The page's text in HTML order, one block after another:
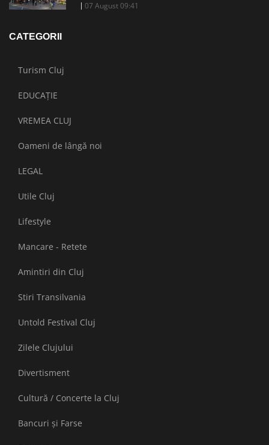
07 August 09:41
CATEGORII
Turism Cluj
EDUCAȚIE
VREMEA CLUJ
Oameni de lângă noi
LEGAL
Utile Cluj
Lifestyle
Mancare - Retete
Amintiri din Cluj
Stiri Transilvania
Untold Festival Cluj
Zilele Clujului
Divertisment
Cultură / Concerte la Cluj
Bancuri și Farse